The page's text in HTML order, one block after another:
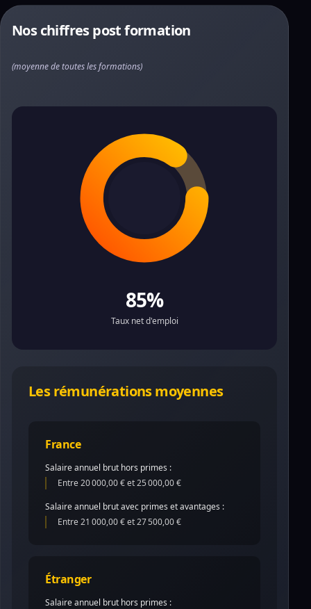
Nos chiffres post formation
(moyenne de toutes les formations)
85%
Taux net d'emploi
Les rémunérations moyennes
France
Salaire annuel brut hors primes :
Entre 20 000,00 € et 25 000,00 €
Salaire annuel brut avec primes et avantages :
Entre 21 000,00 € et 27 500,00 €
Étranger
Salaire annuel brut hors primes :